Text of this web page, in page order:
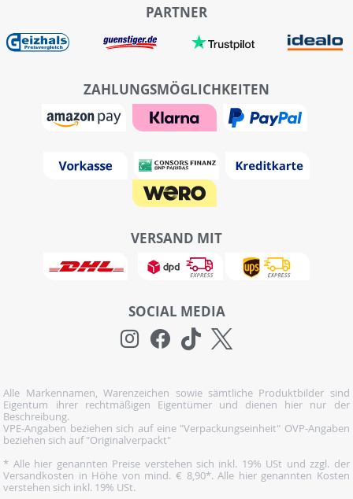
PARTNER
ZAHLUNGSMÖGLICHKEITEN
VERSAND MIT
SOCIAL MEDIA
Alle Markennamen, Warenzeichen sowie sämtliche Produktbilder sind
Eigentum ihrer rechtmäßigen Eigentümer und dienen hier nur der
Beschreibung.
VPE-Angaben beziehen sich auf eine "Verpackungseinheit" OVP-Angaben
beziehen sich auf "Originalverpackt"
* Alle hier genannten Preise verstehen sich inkl. 19% USt und zzgl. der
Versandkosten in Höhe von mind. € 8,90*. Alle hier genannten Kosten
verstehen sich inkl. 19% USt.